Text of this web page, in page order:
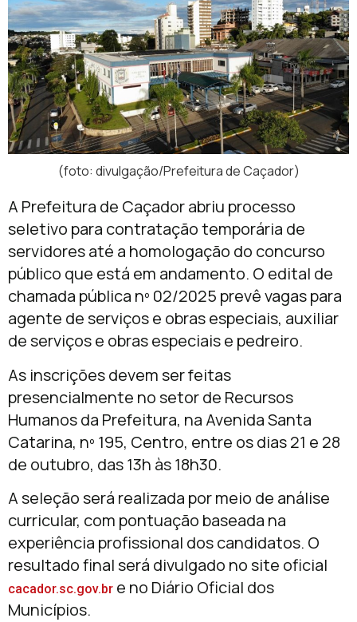
(foto: divulgação/Prefeitura de Caçador)
A Prefeitura de Caçador abriu processo
seletivo para contratação temporária de
servidores até a homologação do concurso
público que está em andamento. O edital de
chamada pública nº 02/2025 prevê vagas para
agente de serviços e obras especiais, auxiliar
de serviços e obras especiais e pedreiro.
As inscrições devem ser feitas
presencialmente no setor de Recursos
Humanos da Prefeitura, na Avenida Santa
Catarina, nº 195, Centro, entre os dias 21 e 28
de outubro, das 13h às 18h30.
A seleção será realizada por meio de análise
curricular, com pontuação baseada na
experiência profissional dos candidatos. O
resultado final será divulgado no site oficial
cacador.sc.gov.br e no Diário Oficial dos
Municípios.